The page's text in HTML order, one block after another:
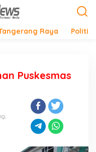
Raya Politik
Puskesmas
,